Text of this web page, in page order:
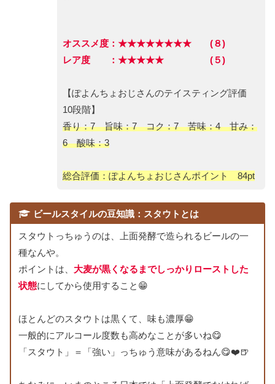
オススメ度：★★★★★★★★ (８)
レア度 ：★★★★★ (５)
【ぽよんちょおじさんのテイスティング評価
10段階】
香り：7 旨味：7 コク：7 苦味：4 甘み：
6 酸味：3
総合評価：ぽよんちょおじさんポイント 84pt
ビールスタイルの豆知識：スタウトとは
スタウトっちゅうのは、上面発酵で造られるビールの一
種なんや。
ポイントは、 大麦が黒くなるまでしっかりローストした
状態にしてから使用すること😁
ほとんどのスタウトは黒くて、味も濃厚😁
一般的にアルコール度数も高めなことが多いね😋
「スタウト」＝「強い」っちゅう意味があるねん😋❤️🍺